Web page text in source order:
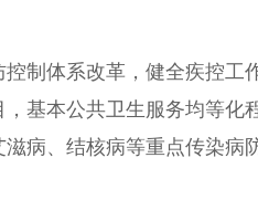
制体系改革，健全疾控工
基本公共卫生服务均等化
病、结核病等重点传染病